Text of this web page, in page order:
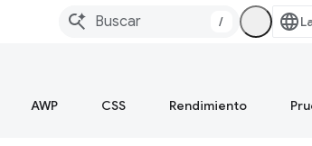
/
AWP CSS Rendimiento